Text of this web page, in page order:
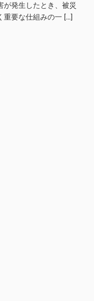
が発生したとき、被災
重要な仕組みの一 […]